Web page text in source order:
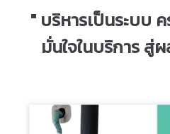
" บริหารเป็นระบบ
มั่นใจในบริการ